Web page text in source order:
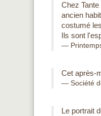
Chez
ancien
costumé
Ils sont
—
Cet après-
— Société
Le portrait